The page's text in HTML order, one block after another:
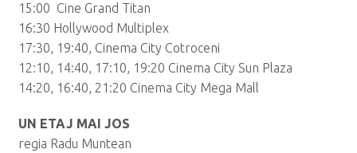
15:00 Cine Grand Titan
16:30 Hollywood Multiplex
17:30, 19:40, Cinema City Cotroceni
12:10, 14:40, 17:10, 19:20 Cinema City Sun Plaza
14:20, 16:40, 21:20 Cinema City Mega Mall
UN ETAJ MAI JOS
regia Radu Muntean